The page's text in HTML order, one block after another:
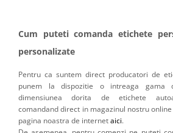
Cum puteti comanda etichete
personalizate
Pentru ca suntem direct producatori de
punem la dispozitie o intreaga gama
dimensiunea dorita de etichete
comandand direct in magazinul nostru
pagina noastra de internetaici.